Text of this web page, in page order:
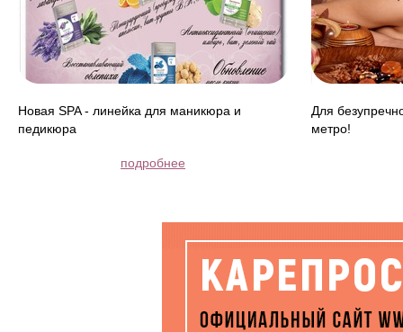
Новая SPA - линейка для маникюра и
педикюра
подробнее
Для
метро!